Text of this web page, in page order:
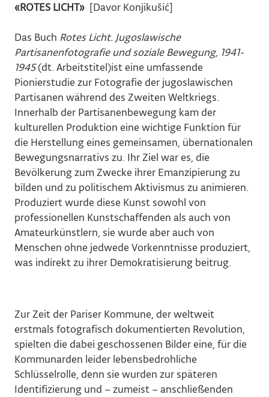
«ROTES LICHT» [Davor Konjikušić]
Das Buch Rotes Licht. Jugoslawische
Partisanenfotografie und soziale Bewegung, 1941-
1945(dt. Arbeitstitel)ist eine umfassende
Pionierstudie zur Fotografie der jugoslawischen
Partisanen während des Zweiten Weltkriegs.
Innerhalb der Partisanenbewegung kam der
kulturellen Produktion eine wichtige Funktion für
die Herstellung eines gemeinsamen, übernationalen
Bewegungsnarrativs zu. Ihr Ziel war es, die
Bevölkerung zum Zwecke ihrer Emanzipierung zu
bilden und zu politischem Aktivismus zu animieren.
Produziert wurde diese Kunst sowohl von
professionellen Kunstschaffenden als auch von
Amateurkünstlern, sie wurde aber auch von
Menschen ohne jedwede Vorkenntnisse produziert,
was indirekt zu ihrer Demokratisierung beitrug.
Zur Zeit der Pariser Kommune, der weltweit
erstmals fotografisch dokumentierten Revolution,
spielten die dabei geschossenen Bilder eine, für die
Kommunarden leider lebensbedrohliche
Schlüsselrolle, denn sie wurden zur späteren
Identifizierung und – zumeist – anschließenden